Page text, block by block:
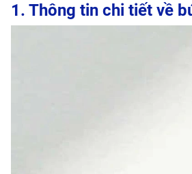
1. Thông tin chi tiết về